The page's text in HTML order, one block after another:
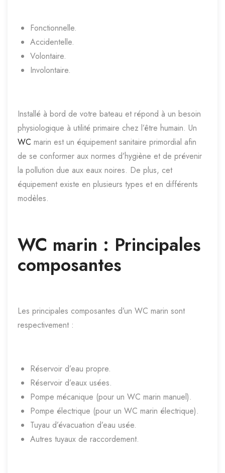
Fonctionnelle.
Accidentelle.
Volontaire.
Involontaire.
Installé à bord de votre bateau et répond à un besoin
physiologique à utilité primaire chez l’être humain. Un
WC marin est un équipement sanitaire primordial afin
de se conformer aux normes d’hygiène et de prévenir
la pollution due aux eaux noires. De plus, cet
équipement existe en plusieurs types et en différents
modèles.
WC marin : Principales
composantes
Les principales composantes d’un WC marin sont
respectivement :
Réservoir d’eau propre.
Réservoir d’eaux usées.
Pompe mécanique (pour un WC marin manuel).
Pompe électrique (pour un WC marin électrique).
Tuyau d’évacuation d’eau usée.
Autres tuyaux de raccordement.